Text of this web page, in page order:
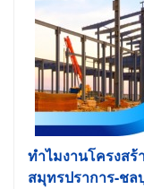
ทำไมงานโครงสร้
สมุทรปราการ-ชล